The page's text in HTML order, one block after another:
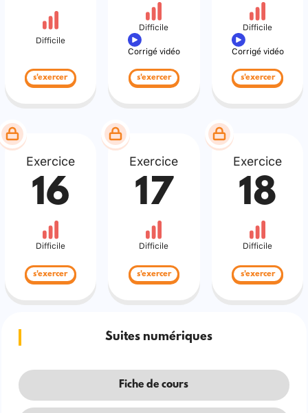
Difficile
s'exercer
Difficile
Corrigé vidéo
s'exercer
Difficile
Corrigé vidéo
s'exercer
Exercice
16
Difficile
s'exercer
Exercice
17
Difficile
s'exercer
Exercice
18
Difficile
s'exercer
Suites numériques
Fiche de cours